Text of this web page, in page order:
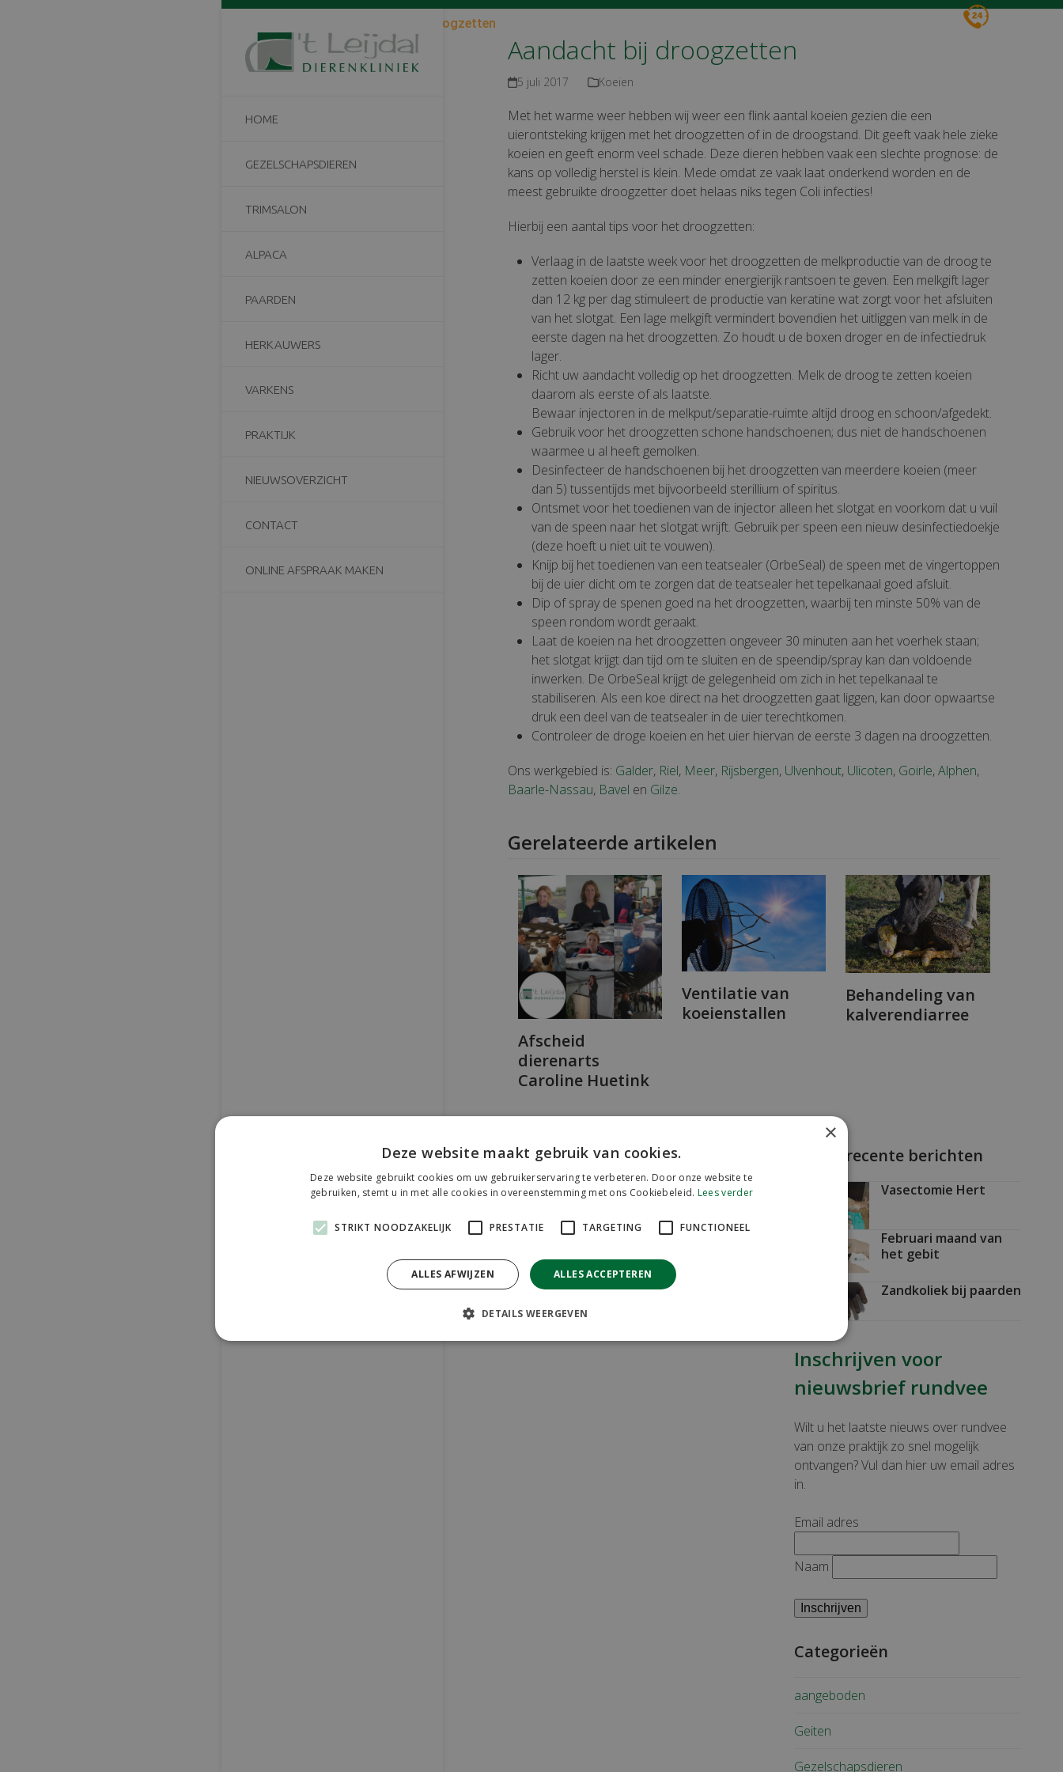
Aandacht bij droogzetten
HOME
GEZELSCHAPSDIEREN
TRIMSALON
ALPACA
PAARDEN
HERKAUWERS
VARKENS
PRAKTIJK
NIEUWSOVERZICHT
CONTACT
ONLINE AFSPRAAK MAKEN
Aandacht bij droogzetten
5 juli 2017 Koeien
Met het warme weer hebben wij weer een flink aantal koeien gezien die een
uierontsteking krijgen met het droogzetten of in de droogstand. Dit geeft vaak hele zieke
koeien en geeft enorm veel schade. Deze dieren hebben vaak een slechte prognose: de
kans op volledig herstel is klein. Mede omdat ze vaak laat onderkend worden en de
meest gebruikte droogzetter doet helaas niks tegen Coli infecties!
Hierbij een aantal tips voor het droogzetten:
Verlaag in de laatste week voor het droogzetten de melkproductie van de droog te
zetten koeien door ze een minder energierijk rantsoen te geven. Een melkgift lager
dan 12 kg per dag stimuleert de productie van keratine wat zorgt voor het afsluiten
van het slotgat. Een lage melkgift vermindert bovendien het uitliggen van melk in de
eerste dagen na het droogzetten. Zo houdt u de boxen droger en de infectiedruk
lager.
Richt uw aandacht volledig op het droogzetten. Melk de droog te zetten koeien
daarom als eerste of als laatste.
Bewaar injectoren in de melkput/separatie-ruimte altijd droog en schoon/afgedekt.
Gebruik voor het droogzetten schone handschoenen; dus niet de handschoenen
waarmee u al heeft gemolken.
Desinfecteer de handschoenen bij het droogzetten van meerdere koeien (meer
dan 5) tussentijds met bijvoorbeeld sterillium of spiritus.
Ontsmet voor het toedienen van de injector alleen het slotgat en voorkom dat u vuil
van de speen naar het slotgat wrijft. Gebruik per speen een nieuw desinfectiedoekje
(deze hoeft u niet uit te vouwen).
Knijp bij het toedienen van een teatsealer (OrbeSeal) de speen met de vingertoppen
bij de uier dicht om te zorgen dat de teatsealer het tepelkanaal goed afsluit.
Dip of spray de spenen goed na het droogzetten, waarbij ten minste 50% van de
speen rondom wordt geraakt.
Laat de koeien na het droogzetten ongeveer 30 minuten aan het voerhek staan;
het slotgat krijgt dan tijd om te sluiten en de speendip/spray kan dan voldoende
inwerken. De OrbeSeal krijgt de gelegenheid om zich in het tepelkanaal te
stabiliseren. Als een koe direct na het droogzetten gaat liggen, kan door opwaartse
druk een deel van de teatsealer in de uier terechtkomen.
Controleer de droge koeien en het uier hiervan de eerste 3 dagen na droogzetten.
Ons werkgebied is: Galder, Riel, Meer, Rijsbergen, Ulvenhout, Ulicoten, Goirle,Alphen,
Baarle-Nassau, Bavel en Gilze.
Gerelateerde artikelen
Afscheid
dierenarts
Caroline Huetink
Ventilatie van
koeienstallen
Behandeling van
kalverendiarree
Meest recente berichten
Vasectomie Hert
Februari maand van
het gebit
Zandkoliek bij paarden
Inschrijven voor
nieuwsbrief rundvee
Wilt u het laatste nieuws over rundvee
van onze praktijk zo snel mogelijk
ontvangen? Vul dan hier uw email adres
in.
Email adres
Naam
Categorieën
aangeboden
Geiten
Gezelschapsdieren
×
Deze website maakt gebruik van cookies.
Deze website gebruikt cookies om uw gebruikerservaring te verbeteren. Door onze website te
gebruiken, stemt u in met alle cookies in overeenstemming met ons Cookiebeleid. Lees verder
STRIKT NOODZAKELIJK PRESTATIE TARGETING FUNCTIONEEL
ALLES ACCEPTEREN
ALLES AFWIJZEN
DETAILS WEERGEVEN